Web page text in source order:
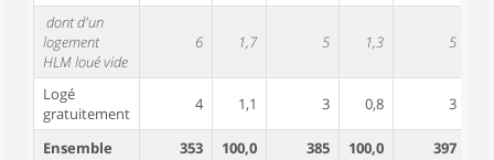
dont d'un
logement
HLM loué vide
6 1,7 5 1,3 5
Logé
gratuitement
4 1,1 3 0,8 3
Ensemble 353 100,0 385 100,0 397